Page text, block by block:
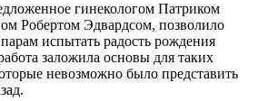
гинекологом Патриком
Робертом Эдвардсом, позволило
испытать радость рождения
заложила основы для таких
невозможно было представить